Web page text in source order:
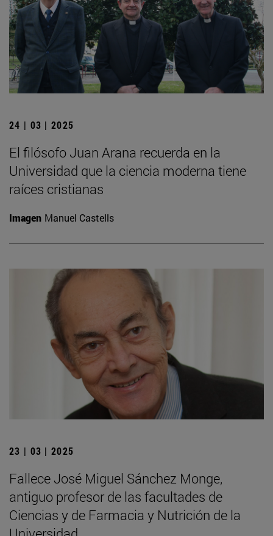
24 | 03 | 2025
El filósofo Juan Arana recuerda en la
Universidad que la ciencia moderna tiene
raíces cristianas
Imagen Manuel Castells
23 | 03 | 2025
Fallece José Miguel Sánchez Monge,
antiguo profesor de las facultades de
Ciencias y de Farmacia y Nutrición de la